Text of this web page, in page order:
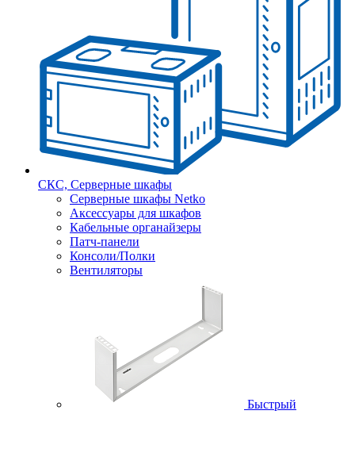
СКС, Серверные шкафы
Серверные шкафы Netko
Аксессуары для шкафов
Кабельные органайзеры
Патч-панели
Консоли/Полки
Вентиляторы
Быстрый